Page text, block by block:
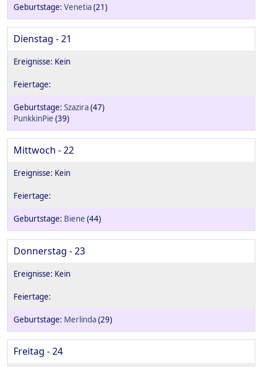
Venetia(21)
Dienstag - 21
Szazira(47)
PunkkinPie (39)
Mittwoch - 22
Biene (44)
Donnerstag - 23
Merlinda(29)
Freitag - 24